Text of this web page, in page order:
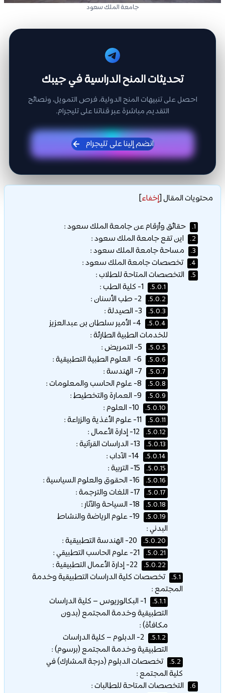
جامعة الملك سعود
تحديثات المنح الدراسية في جيبك
احصل على تنبيهات المنح الدولية، فرص التمويل، ونصائح
التقديم مباشرة عبر قناتنا على تليجرام.
انضم إلينا على تليجرام
محتويات المقال[إخفاء]
1. حقائق وأرقام عن جامعة الملك سعود :
2. اين تقع جامعة الملك سعود :
3. مساحة جامعة الملك سعود :
4. تخصصات جامعة الملك سعود :
5. التخصصات المتاحة للطلاب :
5.0.1.
5.0.2.
5.0.3.
5.0.4.
4- الأمير سلطان بن عبدالعزيز
للخدمات الطبية الطارئة :
5.0.5.
5.0.6.
5.0.7.
5.0.8.
5.0.9.
5.0.10.
5.0.11.
5.0.12.
5.0.13.
5.0.14.
5.0.15.
5.0.16.
5.0.17.
5.0.18.
5.0.19.
19- علوم الرياضة والنشاط
البدني :
5.0.20.
5.0.21.
5.0.22.
5.1.
تخصصات كلية الدراسات التطبيقية وخدمة
المجتمع :
5.1.1.
1- البكالوريوس – كلية الدراسات
التطبيقية وخدمة المجتمع (بدون
مكافأة) :
5.1.2.
2- الدبلوم – كلية الدراسات
التطبيقية وخدمة المجتمع (برسوم) :
5.2.
تخصصات الدبلوم (درجة المشارك) في
كلية المجتمع :
6. التخصصات المتاحة للطالبات :